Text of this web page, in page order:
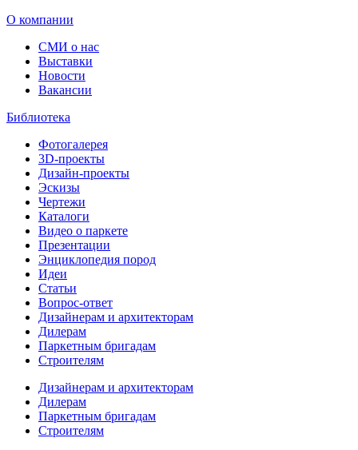
О компании
СМИ о нас
Выставки
Новости
Вакансии
Библиотека
Фотогалерея
3D-проекты
Дизайн-проекты
Эскизы
Чертежи
Каталоги
Видео о паркете
Презентации
Энциклопедия пород
Идеи
Статьи
Вопрос-ответ
Дизайнерам и архитекторам
Дилерам
Паркетным бригадам
Строителям
Дизайнерам и архитекторам
Дилерам
Паркетным бригадам
Строителям